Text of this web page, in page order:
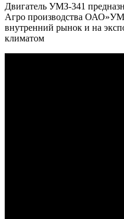
Двигатель УМЗ-341
Агро производства
внутренний рынок и на
климатом